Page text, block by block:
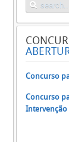
Concurso
Concurso
Intervenção